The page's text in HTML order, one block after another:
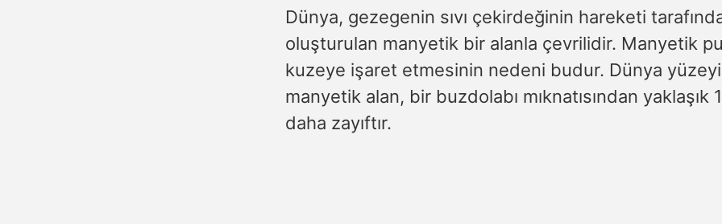
Dünya, gezegenin sıvı çekirdeğinin hareketi
oluşturulan manyetik bir alanla çevrilidir. Manyetik
kuzeye işaret etmesinin nedeni budur. Dünya
manyetik alan, bir buzdolabı mıknatısından yaklaşık
daha zayıftır.